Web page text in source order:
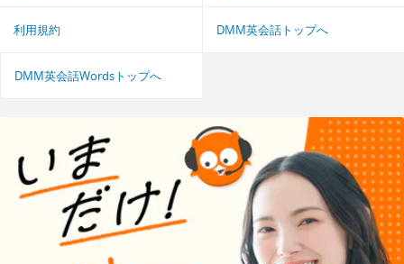
利用規約 DMM英会話トップへ
DMM英会話Wordsトップへ